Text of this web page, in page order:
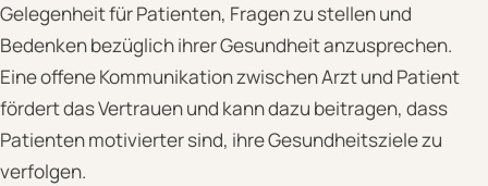
Gelegenheit für Patienten, Fragen zu stellen und
Bedenken bezüglich ihrer Gesundheit anzusprechen.
Eine offene Kommunikation zwischen Arzt und Patient
fördert das Vertrauen und kann dazu beitragen, dass
Patienten motivierter sind, ihre Gesundheitsziele zu
verfolgen.